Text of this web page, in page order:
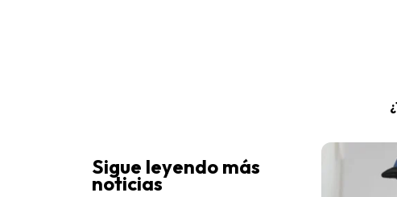
Sigue leyendo más
noticias